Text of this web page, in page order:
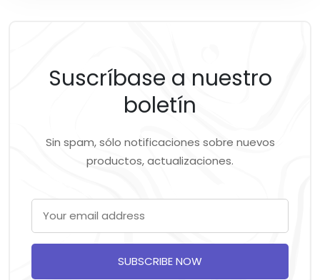
Suscríbase a nuestro
boletín
Sin spam, sólo notificaciones sobre nuevos
productos, actualizaciones.
SUBSCRIBE NOW